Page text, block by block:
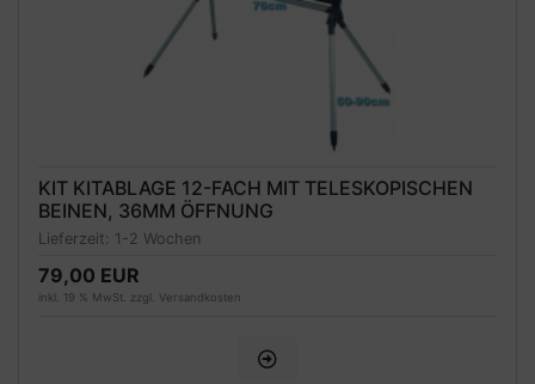
KIT KITABLAGE 12-FACH MIT TELESKOPISCHEN
BEINEN, 36MM ÖFFNUNG
Lieferzeit: 1-2 Wochen
79,00 EUR
inkl. 19 % MwSt. zzgl. Versandkosten